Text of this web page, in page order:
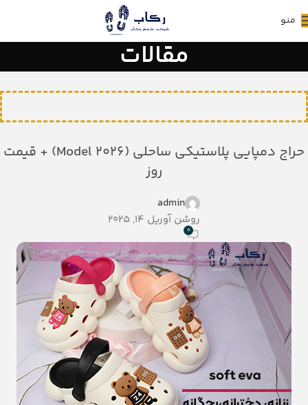
منو
مقالات
حراج دمپایی پلاستیکی ساحلی (Model 2026) + قیمت
روز
admin
روشن آوریل 14, 2025
0